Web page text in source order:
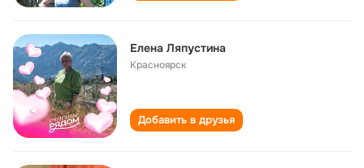
Елена Ляпустина
Красноярск
Добавить в друзья